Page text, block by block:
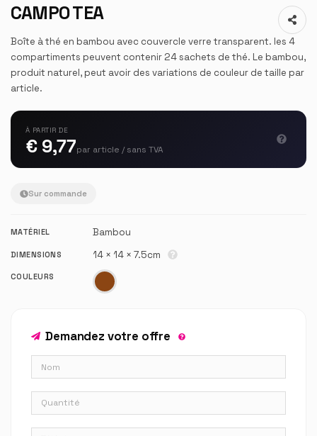
CAMPO TEA
Boîte à thé en bambou avec couvercle verre transparent. les 4
compartiments peuvent contenir 24 sachets de thé. Le bambou,
produit naturel, peut avoir des variations de couleur de taille par
article.
À PARTIR DE
€ 9,77par article / sans TVA
Sur commande
MATÉRIEL Bambou
DIMENSIONS 14 × 14 × 7.5cm
COULEURS
Demandez votre offre